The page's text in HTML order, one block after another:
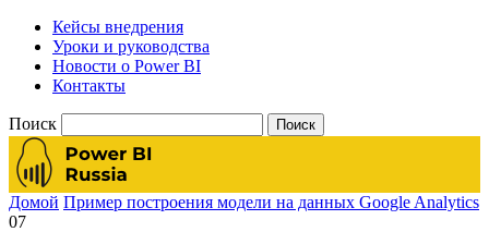
Кейсы внедрения
Уроки и руководства
Новости о Power BI
Контакты
Поиск
Домой Пример построения модели на данных Google Analytics
07